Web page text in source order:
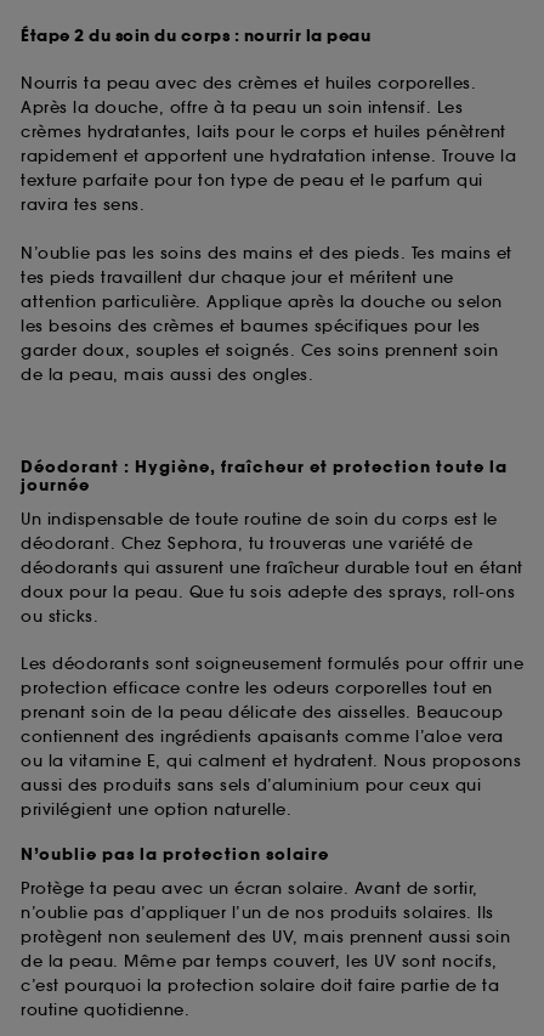
Étape 2 du soin du corps : nourrir la peau
Nourris ta peau avec des crèmes et huiles corporelles.
Après la douche, offre à ta peau un soin intensif. Les
crèmes hydratantes, laits pour le corps et huiles pénètrent
rapidement et apportent une hydratation intense. Trouve la
texture parfaite pour ton type de peau et le parfum qui
ravira tes sens.
N’oublie pas les soins des mains et des pieds. Tes mains et
tes pieds travaillent dur chaque jour et méritent une
attention particulière. Applique après la douche ou selon
les besoins des crèmes et baumes spécifiques pour les
garder doux, souples et soignés. Ces soins prennent soin
de la peau, mais aussi des ongles.
Déodorant : Hygiène, fraîcheur et protection toute la
journée
Un indispensable de toute routine de soin du corps est le
déodorant. Chez Sephora, tu trouveras une variété de
déodorants qui assurent une fraîcheur durable tout en étant
doux pour la peau. Que tu sois adepte des sprays, roll-ons
ou sticks.
Les déodorants sont soigneusement formulés pour offrir une
protection efficace contre les odeurs corporelles tout en
prenant soin de la peau délicate des aisselles. Beaucoup
contiennent des ingrédients apaisants comme l’aloe vera
ou la vitamine E, qui calment et hydratent. Nous proposons
aussi des produits sans sels d’aluminium pour ceux qui
privilégient une option naturelle.
N’oublie pas la protection solaire
Protège ta peau avec un écran solaire. Avant de sortir,
n’oublie pas d’appliquer l’un de nos produits solaires. Ils
protègent non seulement des UV, mais prennent aussi soin
de la peau. Même par temps couvert, les UV sont nocifs,
c’est pourquoi la protection solaire doit faire partie de ta
routine quotidienne.